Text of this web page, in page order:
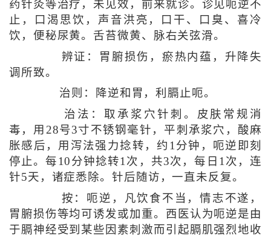
药针灸等治疗，未见效，前来就诊。诊见呃逆不
止，口渴思饮，声音洪亮，口干、口臭、喜冷
饮，便秘尿黄。舌苔微黄、脉右关弦滑。
辨证：胃腑损伤，瘀热内蕴，升降失
调所致。
治则：降逆和胃，利膈止呃。
治法：取承浆穴针刺。皮肤常规消
毒，用28号3寸不锈钢毫针，平刺承浆穴，酸麻
胀感后，用泻法强力捻转，约1分钟，呃逆即刻
停止。每10分钟捻转1次，共3次，每日1次，连
针5天，诸症悉除。针后随访，一直未反复。
按：呃逆，凡饮食不当，情志不遂，
胃腑损伤等均可诱发或加重。西医认为呃逆是由
于膈神经受到某些因素刺激而引起膈肌强烈地收